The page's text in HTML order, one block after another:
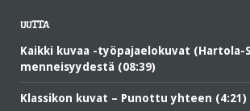
UUTTA
Kaikki kuvaa -työpajaelokuvat (Hartola-
menneisyydestä (08:39)
Klassikon kuvat – Punottu yhteen (4:21)